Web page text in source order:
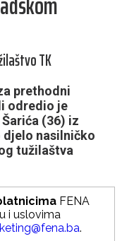
TK
prethodni
odredio je
(36) iz
djelo nasilničko
tužilaštva
FENA
i uslovima
.